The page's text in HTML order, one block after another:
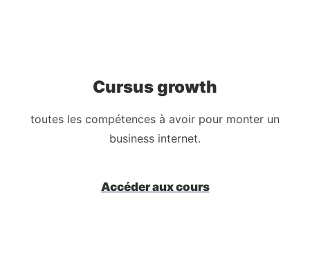
Cursus growth
toutes les compétences à avoir pour monter un
business internet.
Accéder aux cours